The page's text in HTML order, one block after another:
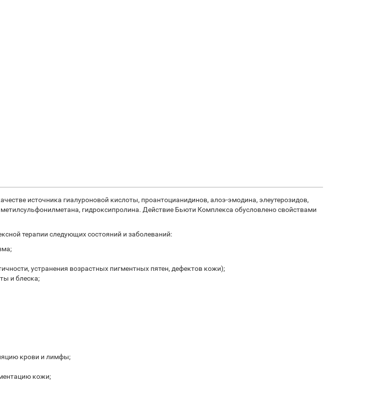
источника гиалуроновой кислоты, проантоцианидинов, алоэ-эмодина, элеутерозидов,
гидроксипролина. Действие Бьюти Комплекса обусловлено свойствами
терапии следующих состояний и заболеваний:
устранения возрастных пигментных пятен, дефектов кожи);
и блеска;
крови и лимфы;
кожи;